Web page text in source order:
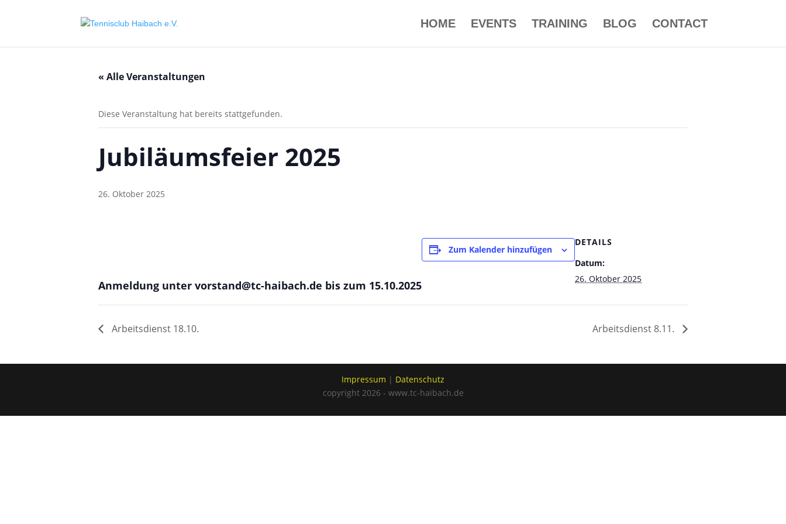
HOME EVENTS TRAINING BLOG CONTACT
« Alle Veranstaltungen
Diese Veranstaltung hat bereits stattgefunden.
Jubiläumsfeier 2025
26. Oktober 2025
Anmeldung unter vorstand@tc-haibach.de bis zum 15.10.2025
Zum Kalender hinzufügen
DETAILS
Datum:
26. Oktober 2025
Arbeitsdienst 18.10. Arbeitsdienst 8.11.
Impressum | Datenschutz
copyright 2026 - www.tc-haibach.de